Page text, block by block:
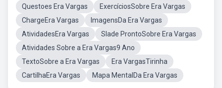
Questoes Era Vargas
ExercíciosSobre Era Vargas
ChargeEra Vargas
ImagensDa Era Vargas
AtividadesEra Vargas
Slade ProntoSobre Era Vargas
Atividades Sobre a Era Vargas9 Ano
TextoSobre a Era Vargas
Era VargasTirinha
CartilhaEra Vargas
Mapa MentalDa Era Vargas